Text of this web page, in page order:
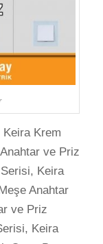
Krem
ve Priz
Keira
Anahtar
ve Priz
Keira